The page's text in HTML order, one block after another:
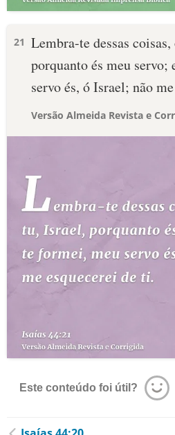
21 Lembra-te dessas
porquanto és meu
servo és, ó Israel; não
Versão Almeida Revista e
Este conteúdo foi útil?